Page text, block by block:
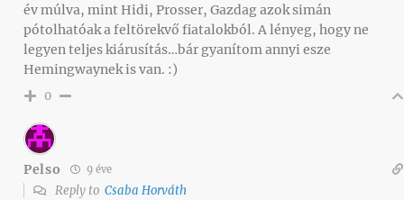
év múlva, mint Hidi, Prosser, Gazdag azok simán
pótolhatóak a feltörekvő fiatalokból. A lényeg, hogy ne
legyen teljes kiárusítás…bár gyanítom annyi esze
Hemingwaynek is van. :)
0
Pelso 9 éve
Reply to Csaba Horváth